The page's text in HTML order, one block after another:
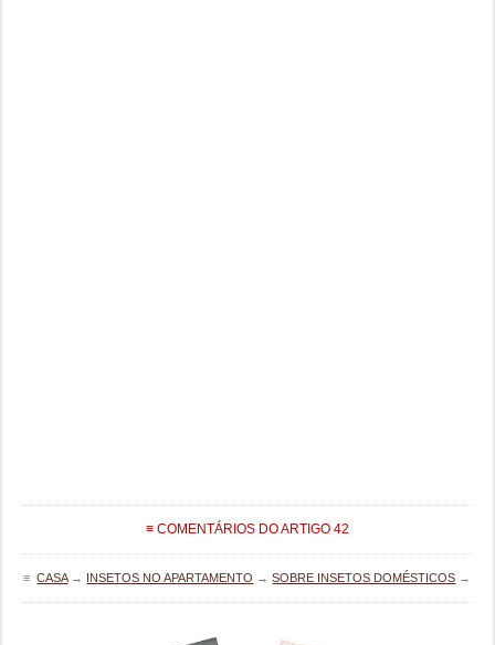
≡ COMENTÁRIOS DO ARTIGO 42
≡CASA→ INSETOS NO APARTAMENTO →SOBRE INSETOS DOMÉSTICOS →